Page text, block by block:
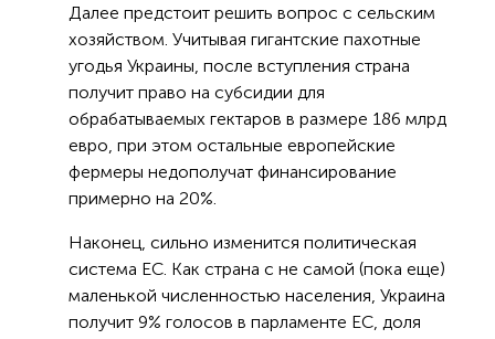
Далее предстоит решить вопрос с сельским
хозяйством. Учитывая гигантские пахотные
угодья Украины, после вступления страна
получит право на субсидии для
обрабатываемых гектаров в размере 186 млрд
евро, при этом остальные европейские
фермеры недополучат финансирование
примерно на 20%.
Наконец, сильно изменится политическая
система ЕС. Как страна с не самой (пока еще)
маленькой численностью населения, Украина
получит 9% голосов в парламенте ЕС, доля